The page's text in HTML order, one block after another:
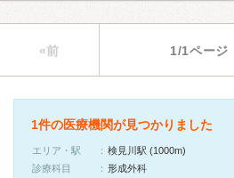
«前 1/1ページ
1件の医療機関が見つかりました
エリア・駅
検見川駅 (1000m)
診療科目
形成外科